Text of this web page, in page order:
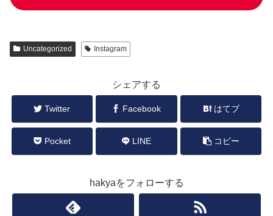
Uncategorized Instagram
シェアする
Twitter Facebook はてブ
Pocket LINE コピー
hakyaをフォローする